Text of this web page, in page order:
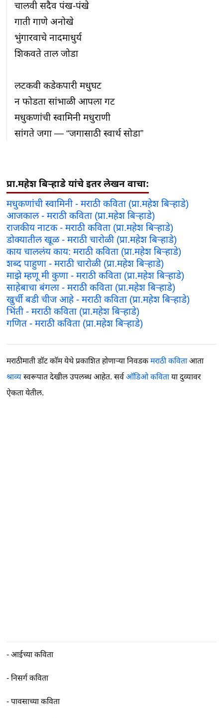
चालवी सदैव पंख-पंखे
गाती गाणे अनोखे
भुंगारवाचे नादमाधुर्य
शिकवते ताल जोडा
लटकवी कडेकपारी मधुघट
न फोडता सांभाळी आपला गट
मधुकणांची स्वामिनी मधुराणी
सांगते जगा — “जगासाठी स्वार्थ सोडा”
प्रा.महेश बिऱ्हाडे यांचे इतर लेखन वाचा:
मधुकणांची स्वामिनी - मराठी कविता (प्रा.महेश बिऱ्हाडे)
आजकाल - मराठी कविता (प्रा.महेश बिऱ्हाडे)
राजकीय नाटक - मराठी कविता (प्रा.महेश बिऱ्हाडे)
डोक्यातील खूळ - मराठी चारोळी (प्रा.महेश बिऱ्हाडे)
काय चाललंय काय: मराठी कविता (प्रा.महेश बिऱ्हाडे)
शब्द पाहुणा - मराठी चारोळी (प्रा.महेश बिऱ्हाडे)
माझे म्हणू मी कुणा - मराठी कविता (प्रा.महेश बिऱ्हाडे)
साहेबाचा बंगला - मराठी कविता (प्रा.महेश बिऱ्हाडे)
खुर्ची बडी चीज आहे - मराठी कविता (प्रा.महेश बिऱ्हाडे)
भिंती - मराठी कविता (प्रा.महेश बिऱ्हाडे)
गणित - मराठी कविता (प्रा.महेश बिऱ्हाडे)
मराठीमाती डॉट कॉम येथे प्रकाशित होणाऱ्या निवडकमराठी कविताआता
श्राव्य स्वरूपात देखील उपलब्ध आहेत. सर्वऑडिओ कविताया दुव्यावर
ऐकता येतील.
-आईच्या कविता
-निसर्ग कविता
-पावसाच्या कविता